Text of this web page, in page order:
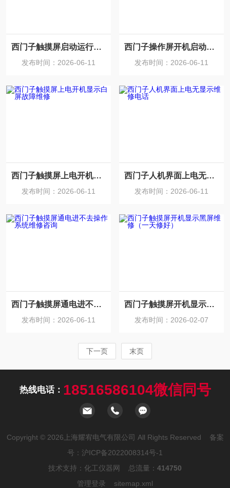
西门子触摸屏启动运行一会显示花屏维修处理
发布时间：2026-06-11
西门子操作屏开机启动显示蓝屏画面维修
发布时间：2026-06-11
西门子触摸屏上电开机显示白屏故障维修
发布时间：2026-06-11
西门子人机界面上电无显示维修电话
发布时间：2026-06-11
西门子触摸屏通电进不去操作系统维修咨询
发布时间：2026-06-11
西门子触摸屏开机显示黑屏维修（一天修好）
发布时间：2026-02-07
下一页 末页
热线电话： 18516586104微信同号
Copyright © 2026上海耀宥电气有限公司 All Rights Reserved 备案
号： 沪ICP备2022008314号-1
技术支持： 化工仪器网 总流量： 414750
管理登录
sitemap.xml